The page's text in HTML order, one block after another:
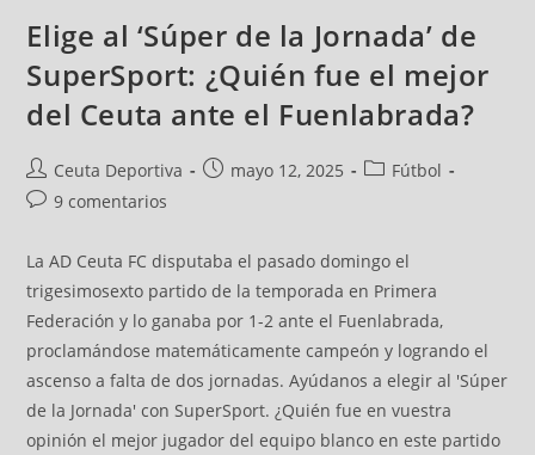
Elige al ‘Súper de la Jornada’ de
SuperSport: ¿Quién fue el mejor
del Ceuta ante el Fuenlabrada?
Ceuta Deportiva mayo 12, 2025
Fútbol
9 comentarios
La AD Ceuta FC disputaba el pasado domingo el
trigesimosexto partido de la temporada en Primera
Federación y lo ganaba por 1-2 ante el Fuenlabrada,
proclamándose matemáticamente campeón y logrando el
ascenso a falta de dos jornadas. Ayúdanos a elegir al 'Súper
de la Jornada' con SuperSport. ¿Quién fue en vuestra
opinión el mejor jugador del equipo blanco en este partido